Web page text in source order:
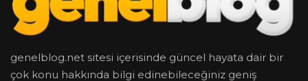
genelblog.net sitesi içerisinde güncel hayata dair bir
çok konu hakkında bilgi edinebileceğiniz geniş